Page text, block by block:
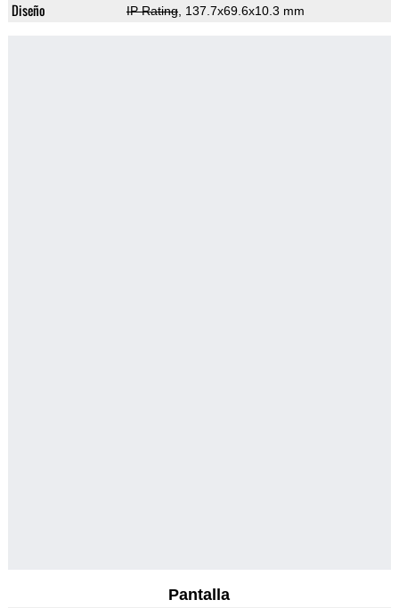
Diseño IP Rating, 137.7x69.6x10.3 mm
Pantalla